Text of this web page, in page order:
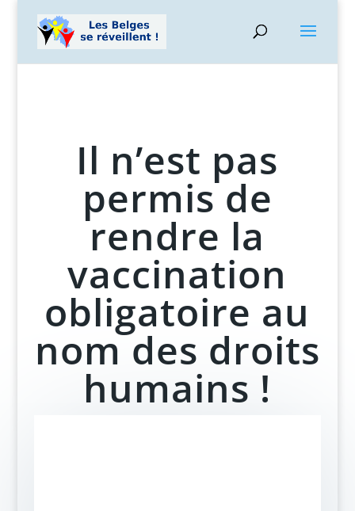
Il n’est pas
permis de
rendre la
vaccination
obligatoire au
nom des droits
humains !